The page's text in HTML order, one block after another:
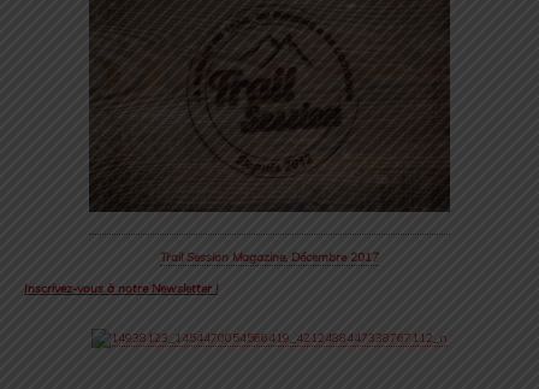
Trail Session Magazine, Décembre 2017
Inscrivez-vous à notre Newsletter !